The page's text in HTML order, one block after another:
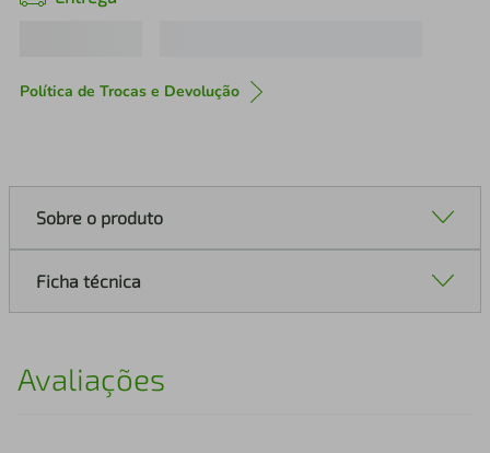
Política de Trocas e Devolução
Sobre o produto
Ficha técnica
Avaliações